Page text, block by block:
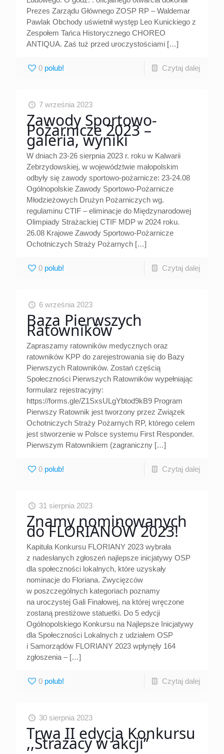
Prezes Zarządu Głównego ZOSP RP – Waldemar
Pawlak Obchody uświetnił występ Leo Kunickiego z
Zespołem Tańca Historycznego CHOREO
ANTIQUA. Zaś tuż przed uroczystościami […]
0 Czytaj dalej
7 września 2023
Zawody Sportowo-
Pożarnicze 2023 –
galeria, wyniki
W dniach 23-26 sierpnia 2023 r. roku w Kalwarii
Zebrzydowskiej, w województwie małopolskim
odbyły się zawody sportowo-pożarnicze: 23-24.08
Ogólnopolskie Zawody Sportowo-Pożarnicze
Młodzieżowych Drużyn Pożarniczych wg.
regulaminu CTIF – eliminacje do Międzynarodowej
Olimpiady Strażackiej CTIF MDP w 2024 roku.
26.08 Krajowe Zawody Sportowo-Pożarnicze
Ochotniczych Straży Pożarnych […]
0 Czytaj dalej
6 września 2023
Baza Pierwszych
Ratowników
Zapraszamy ratowników medycznych oraz
ratowników KPP do zarejestrowania się do Bazy
Pierwszych Ratowników. Zostań częścią
Społeczności Pierwszych Ratowników wypełniając
formularz rejestracyjny:
https://forms.gle/Z1SxsULgYbtod9kB9 Program
Pierwszy Ratownik jest tworzony przez Związek
Ochotniczych Straży Pożarnych RP, którego celem
jest stworzenie w Polsce systemu First Responder.
Pierwszym Ratownikiem (zagraniczny […]
0 Czytaj dalej
31 sierpnia 2023
Znamy nominowanych
do FLORIANÓW 2023!
Kapituła Konkursu FLORIANY 2023 wybrała
z nadesłanych zgłoszeń najlepsze inicjatywy OSP
dla społeczności lokalnych, które uzyskały
nominacje do Floriana. Zwycięzców
w poszczególnych kategoriach poznamy
na uroczystej Gali Finałowej, na której wręczone
zostaną prestiżowe statuetki. Do 5 edycji
Ogólnopolskiego Konkursu na Najlepsze Inicjatywy
dla Społeczności Lokalnych z udziałem OSP
i Samorządów FLORIANY 2023 wpłynęły 164
zgłoszenia –[…]
0 Czytaj dalej
30 sierpnia 2023
Trwa II edycja Konkursu
,,Strażacy w akcji’’